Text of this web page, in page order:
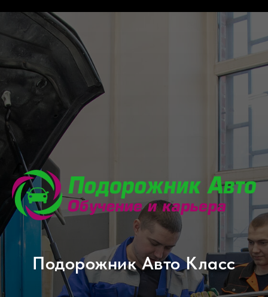
Подорожник Авто Класс